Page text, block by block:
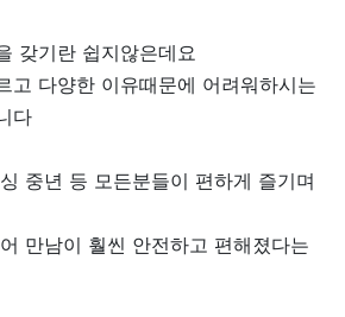
갖기란 쉽지않은데요
고 다양한 이유때문에 어려워하시는
다
중년 등 모든분들이 편하게 즐기며
만남이 훨씬 안전하고 편해졌다는